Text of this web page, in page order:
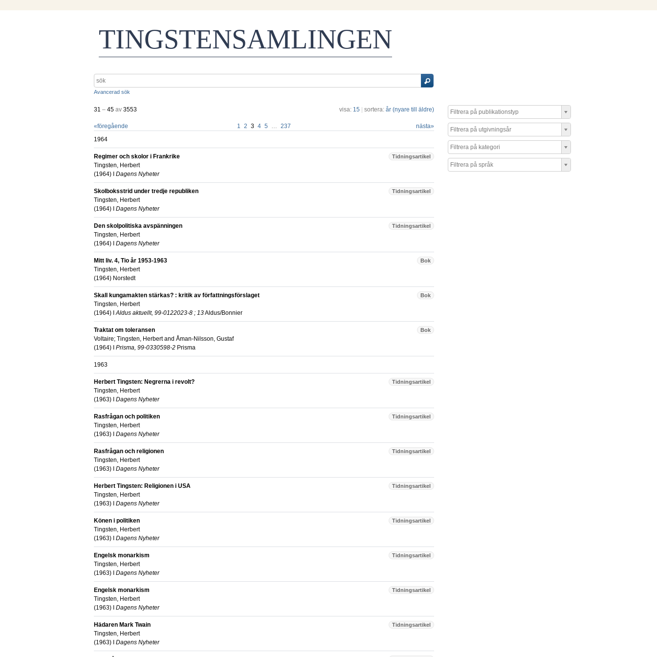
TINGSTENSAMLINGEN
Avancerad sök
31 – 45 av 3553 visa: 15 sortera: år (nyare till äldre)
«föregående 1 2 3 4 5 … 237 nästa»
1964
Tidningsartikel
Regimer och skolor i Frankrike
Tingsten, Herbert
(1964) I Dagens Nyheter
Tidningsartikel
Skolboksstrid under tredje republiken
Tingsten, Herbert
(1964) I Dagens Nyheter
Tidningsartikel
Den skolpolitiska avspänningen
Tingsten, Herbert
(1964) I Dagens Nyheter
Bok
Mitt liv. 4, Tio år 1953-1963
Tingsten, Herbert
(1964) Norstedt
Bok
Skall kungamakten stärkas? : kritik av författningsförslaget
Tingsten, Herbert
(1964) IAldus aktuellt, 99-0122023-8 ; 13Aldus/Bonnier
Bok
Traktat om toleransen
Voltaire; Tingsten, Herbertand Åman-Nilsson, Gustaf
(1964) I Prisma, 99-0330598-2 Prisma
1963
Tidningsartikel
Herbert Tingsten: Negrerna i revolt?
Tingsten, Herbert
(1963) I Dagens Nyheter
Tidningsartikel
Rasfrågan och politiken
Tingsten, Herbert
(1963) I Dagens Nyheter
Tidningsartikel
Rasfrågan och religionen
Tingsten, Herbert
(1963) I Dagens Nyheter
Tidningsartikel
Herbert Tingsten: Religionen i USA
Tingsten, Herbert
(1963) I Dagens Nyheter
Tidningsartikel
Könen i politiken
Tingsten, Herbert
(1963) I Dagens Nyheter
Tidningsartikel
Engelsk monarkism
Tingsten, Herbert
(1963) I Dagens Nyheter
Tidningsartikel
Engelsk monarkism
Tingsten, Herbert
(1963) I Dagens Nyheter
Tidningsartikel
Hädaren Mark Twain
Tingsten, Herbert
(1963) I Dagens Nyheter
Filtrera på publikationstyp
Filtrera på utgivningsår
Filtrera på kategori
Filtrera på språk